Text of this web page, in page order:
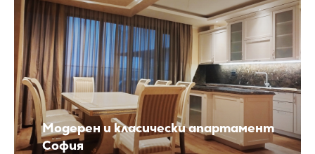
Модерен и класически апартамент
София